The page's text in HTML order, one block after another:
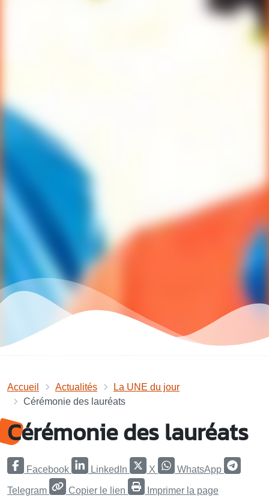
Accueil Actualités
La UNE du jour
Cérémonie des lauréats
Cérémonie des lauréats
Facebook LinkedIn X WhatsApp
Telegram Copier le lien Imprimer la page